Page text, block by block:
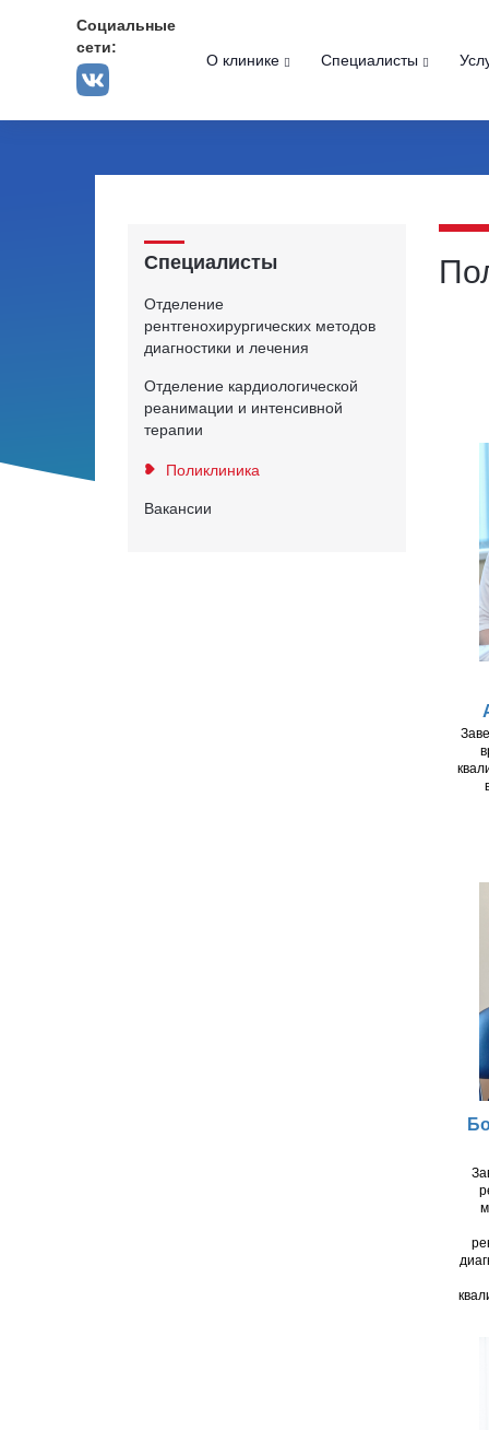
Социальные
сети:
О клинике Специалисты
Специалисты
Отделение
рентгенохирургических методов
диагностики и лечения
Отделение кардиологической
реанимации и интенсивной
терапии
Поликлиника
Вакансии